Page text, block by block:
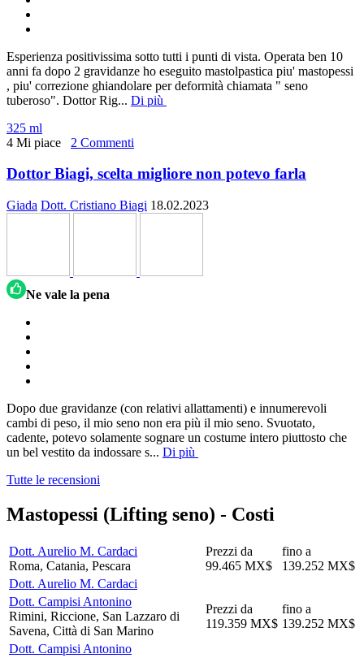
Esperienza positivissima sotto tutti i punti di vista. Operata ben 10
anni fa dopo 2 gravidanze ho eseguito mastolpastica piu' mastopessi
, piu' correzione ghiandolare per deformità chiamata " seno
tuberoso". Dottor Rig... Di più
325 ml
4 Mi piace 2 Commenti
Dottor Biagi, scelta migliore non potevo farla
Giada Dott. Cristiano Biagi 18.02.2023
Ne vale la pena
Dopo due gravidanze (con relativi allattamenti) e innumerevoli
cambi di peso, il mio seno non era più il mio seno. Svuotato,
cadente, potevo solamente sognare un costume intero piuttosto che
un bel vestito da indossare s... Di più
Tutte le recensioni
Mastopessi (Lifting seno) - Costi
Dott. Aurelio M. Cardaci
Roma, Catania, Pescara
Prezzi da
99.465 MX$
fino a
139.252 MX$
Dott. Aurelio M. Cardaci
Dott. Campisi Antonino
Rimini, Riccione, San Lazzaro di
Savena, Città di San Marino
Prezzi da
119.359 MX$
fino a
139.252 MX$
Dott. Campisi Antonino